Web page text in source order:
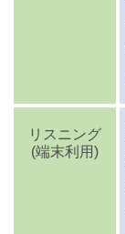
リスニング
(端末利用)